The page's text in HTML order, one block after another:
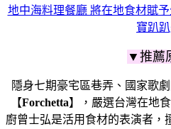
地中海料理餐廳 將在地食材賦
寶趴
▼推薦
隱身七期豪宅區巷弄、國家歌
【Forchetta】，嚴選台灣在地
廚曾士弘是活用食材的表演者 ，